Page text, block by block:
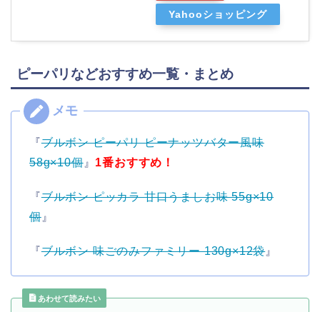
Yahooショッピング
ピーパリなどおすすめ一覧・まとめ
『ブルボン ピーパリ ピーナッツバター風味
58g×10個』 1番おすすめ！
『ブルボン ピッカラ 甘口うましお味 55g×10
個』
『ブルボン 味ごのみファミリー 130g×12袋』
あわせて読みたい